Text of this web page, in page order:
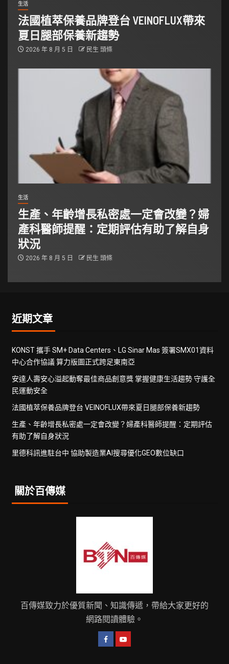
生活
法國植萃保養品牌登台 VEINOFLUX帶來
夏日腿部保養新趨勢
2026 年 8 月 5 日 民生 頭條
生活
生產、年齡增長私密處一定會改變？婦
產科醫師提醒：定期評估有助了解自身
狀況
2026 年 8 月 5 日 民生 頭條
近期文章
KONST 攜手 SM+ Data Centers、LG Sinar Mas 簽署SMX01資料
中心合作協議 算力版圖正式跨足東南亞
安達人壽安心溢起動奪最佳商品創意獎 掌握健康生活趨勢 守護全
民運動安全
法國植萃保養品牌登台 VEINOFLUX帶來夏日腿部保養新趨勢
生產、年齡增長私密處一定會改變？婦產科醫師提醒：定期評估
有助了解自身狀況
里德科訊進駐台中 協助製造業AI搜尋優化GEO數位缺口
關於百傳媒
百傳媒致力於優質新聞、知識傳遞，帶給大家更好的
網路閱讀體驗。